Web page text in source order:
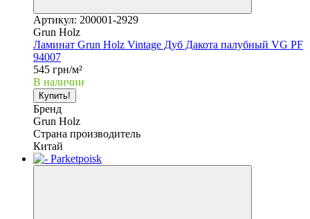
Артикул: 200001-2929
Grun Holz
Ламинат Grun Holz Vintage Дуб Дакота палубный VG PF
94007
545 грн/м²
В наличии
Купить!
Бренд
Grun Holz
Страна производитель
Китай